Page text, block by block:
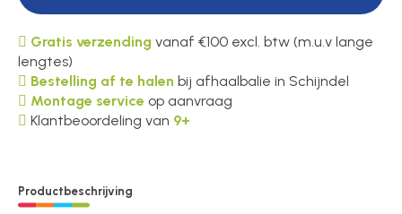
Gratis verzending vanaf €100 excl. btw (m.u.v lange
lengtes)
Bestelling af te halen bij afhaalbalie in Schijndel
Montage service op aanvraag
Klantbeoordeling van 9+
Productbeschrijving